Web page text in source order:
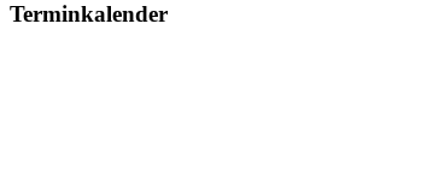
Terminkalender